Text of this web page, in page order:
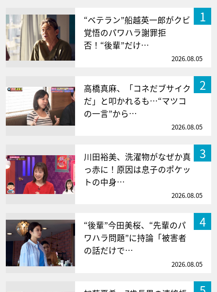
1
“ベテラン”船越英一郎がクビ
覚悟のパワハラ謝罪拒
否！“後輩”だけ…
2026.08.05
2
高橋真麻、「コネだブサイク
だ」と叩かれるも…“マツコ
の一言”から…
2026.08.05
3
川田裕美、洗濯物がなぜか真
っ赤に！原因は息子のポケッ
トの中身…
2026.08.05
4
“後輩”今田美桜、“先輩のパ
ワハラ問題”に持論「被害者
の話だけで…
2026.08.05